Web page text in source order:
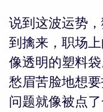
婆星座
说到这波运势
到擒来，职场
像透明的塑料
愁眉苦脸地想
问题就像被点